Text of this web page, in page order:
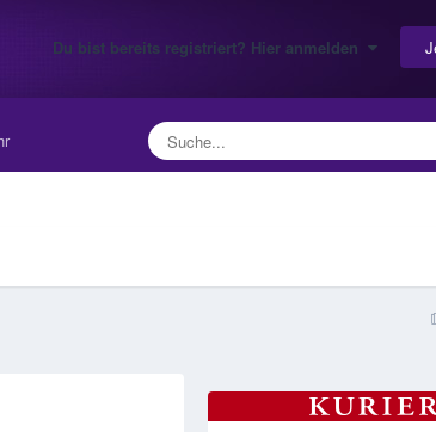
Du bist bereits registriert? Hier anmelden